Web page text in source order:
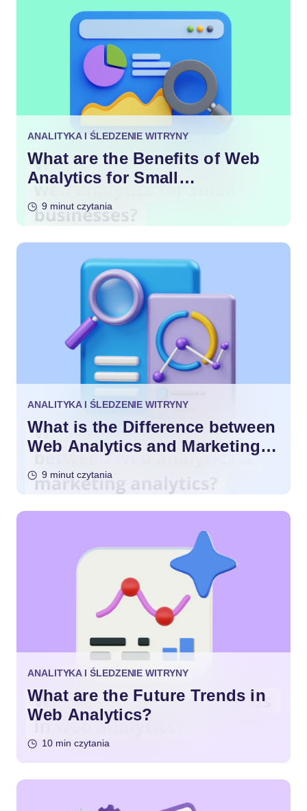
ANALITYKA I ŚLEDZENIE WITRYNY
What are the Benefits of Web
Analytics for Small
9 minut czytania
ANALITYKA I ŚLEDZENIE WITRYNY
What is the Difference between
Web Analytics and Marketing
9 minut czytania
ANALITYKA I ŚLEDZENIE WITRYNY
What are the Future Trends in
Web Analytics?
10 min czytania